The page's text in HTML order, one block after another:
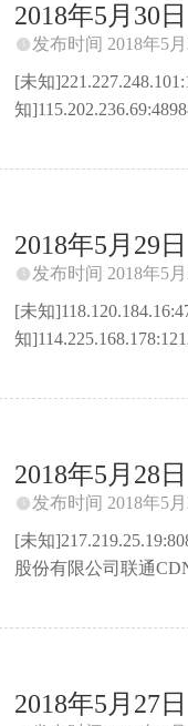
封的正确方式。以上
2018年5月30
发布时间 2018年5月
[未知
知
知
2018年5月29
发布时间 2018年5月
[未知
知
明
2018年5月28
发布时间 2018年5月
[未知
股份有限公司联通
匿
2018年5月27